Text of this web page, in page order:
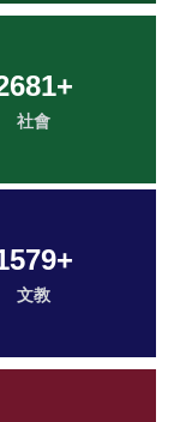
+
社會
+
文教